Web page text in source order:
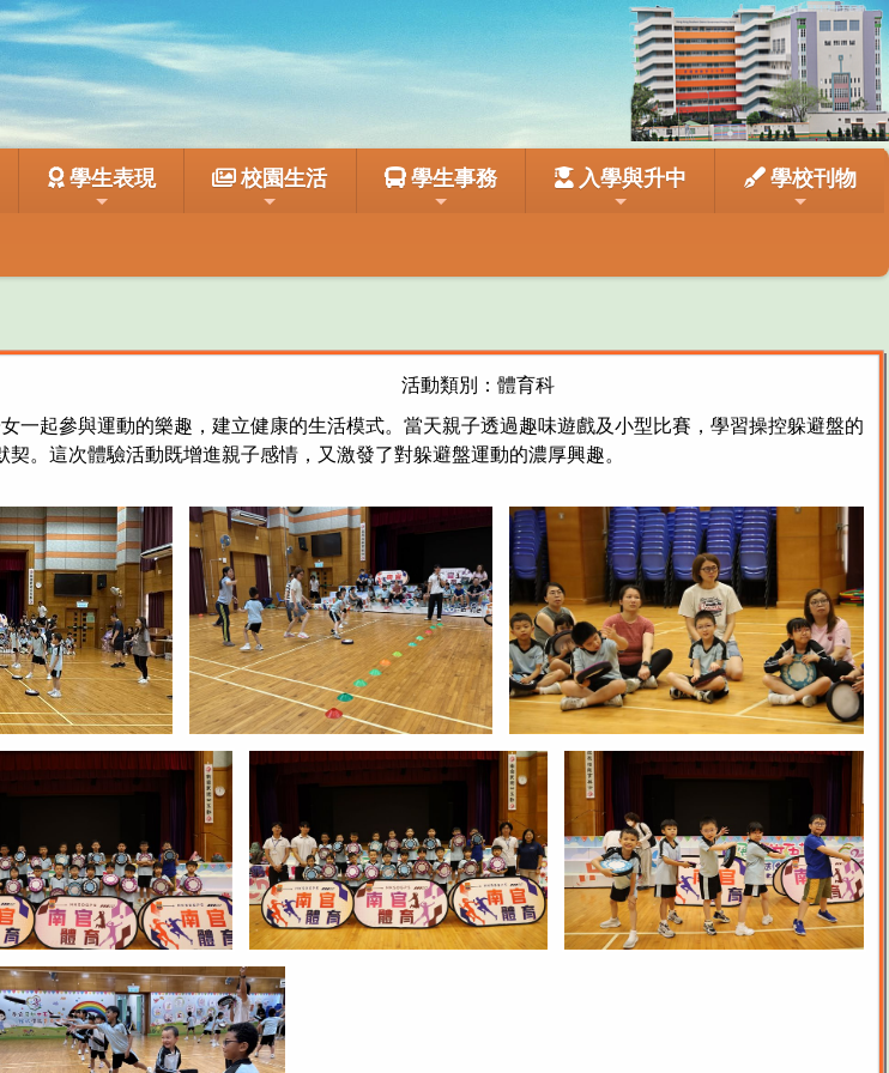
學生表現 校園生活 學生事務 入學與升中 學校刊物
活動類別：體育科
一起參與運動的樂趣，建立健康的生活模式。當天親子透過趣味遊戲及小型比賽，學習操控躲避盤的
。這次體驗活動既增進親子感情，又激發了對躲避盤運動的濃厚興趣。